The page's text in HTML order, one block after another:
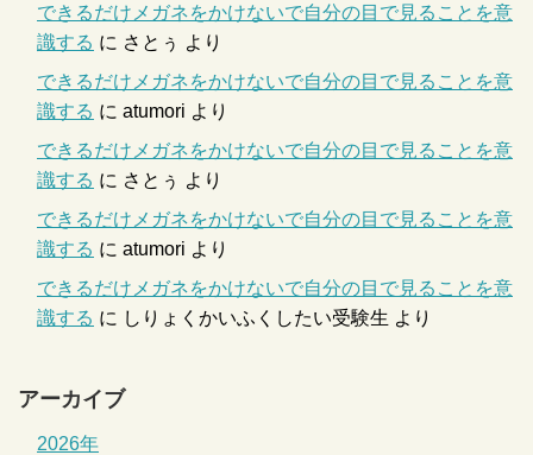
できるだけメガネをかけないで自分の目で見ることを意
識する に さとぅ より
できるだけメガネをかけないで自分の目で見ることを意
識する に atumori より
できるだけメガネをかけないで自分の目で見ることを意
識する に さとぅ より
できるだけメガネをかけないで自分の目で見ることを意
識する に atumori より
できるだけメガネをかけないで自分の目で見ることを意
識する に しりょくかいふくしたい受験生 より
アーカイブ
2026年